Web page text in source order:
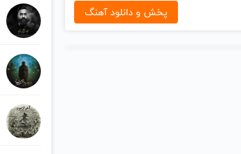
پخش و دانلود آهنگ